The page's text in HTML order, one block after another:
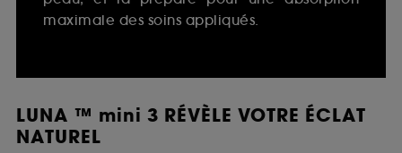
maximale des soins appliqués.
LUNA ™ mini 3 RÉVÈLE VOTRE ÉCLAT
NATUREL